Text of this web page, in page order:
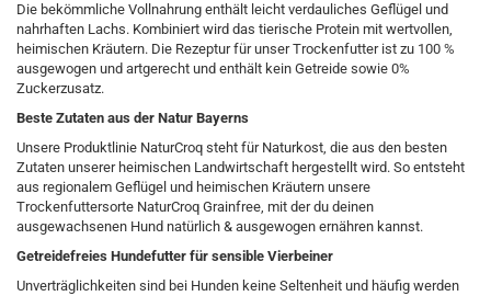
Die bekömmliche Vollnahrung enthält leicht verdauliches Geflügel und
nahrhaften Lachs. Kombiniert wird das tierische Protein mit wertvollen,
heimischen Kräutern. Die Rezeptur für unser Trockenfutter ist zu 100 %
ausgewogen und artgerecht und enthält kein Getreide sowie 0%
Zuckerzusatz.
Beste Zutaten aus der Natur Bayerns
Unsere Produktlinie NaturCroq steht für Naturkost, die aus den besten
Zutaten unserer heimischen Landwirtschaft hergestellt wird. So entsteht
aus regionalem Geflügel und heimischen Kräutern unsere
Trockenfuttersorte NaturCroq Grainfree, mit der du deinen
ausgewachsenen Hund natürlich & ausgewogen ernähren kannst.
Getreidefreies Hundefutter für sensible Vierbeiner
Unverträglichkeiten sind bei Hunden keine Seltenheit und häufig werden